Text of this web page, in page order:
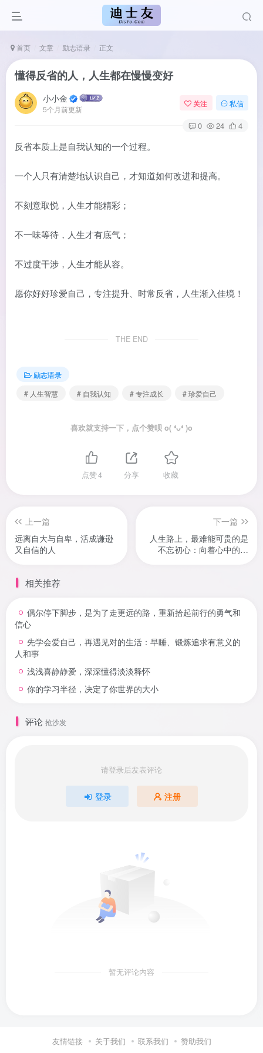
首页 文章 励志语录 正文
懂得反省的人，人生都在慢慢变好
小小金
5个月前更新
关注 私信
0 24 4
反省本质上是自我认知的一个过程。
一个人只有清楚地认识自己，才知道如何改进和提高。
不刻意取悦，人生才能精彩；
不一味等待，人生才有底气；
不过度干涉，人生才能从容。
愿你好好珍爱自己，专注提升、时常反省，人生渐入佳境！
THE END
励志语录
# 人生智慧
# 自我认知 # 专注成长 # 珍爱自己
喜欢就支持一下，点个赞呗 o( ❛ᴗ❛ )o
点赞4 分享 收藏
上一篇
远离自大与自卑，活成谦逊
又自信的人
下一篇
人生路上，最难能可贵的是
不忘初心：向着心中的光
相关推荐
偶尔停下脚步，是为了走更远的路，重新拾起前行的勇气和
信心
先学会爱自己，再遇见对的生活：早睡、锻炼追求有意义的
人和事
浅浅喜静静爱，深深懂得淡淡释怀
你的学习半径，决定了你世界的大小
评论 抢沙发
请登录后发表评论
登录 注册
暂无评论内容
友情链接 关于我们 联系我们 赞助我们